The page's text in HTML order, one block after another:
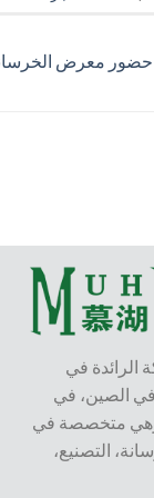
معرض
في
في الصين، في
وهي متخصصة في
التصنيع،